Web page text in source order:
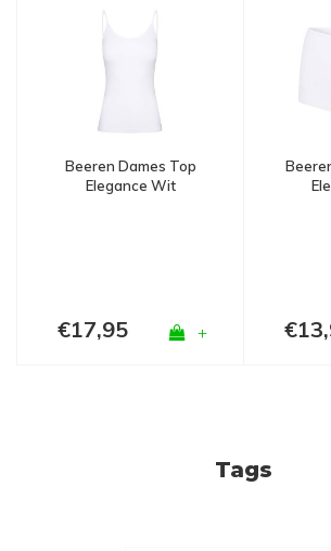
Beeren Dames Top
Elegance Wit
€17,95 +
Tags